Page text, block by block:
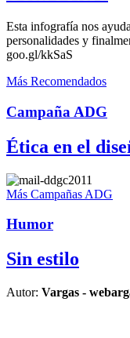
Esta infografía nos
personalidades y
goo.gl/kkSaS
Más Recomendados
Campaña ADG
Ética en el
Más Campañas ADG
Humor
Sin estilo
Autor: Vargas -